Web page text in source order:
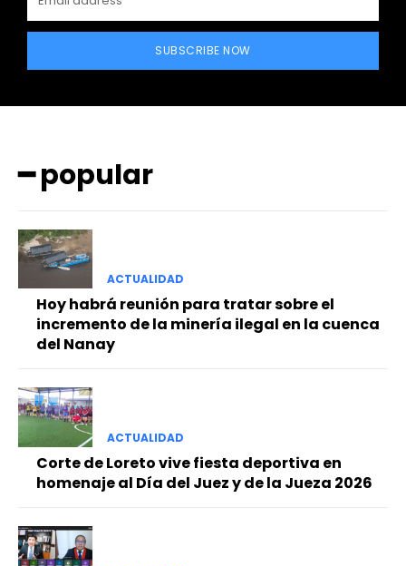
━ Planes
SUBSCRIBE NOW
━ popular
ACTUALIDAD
Hoy habrá reunión para tratar sobre el
incremento de la minería ilegal en la cuenca
del Nanay
ACTUALIDAD
Corte de Loreto vive fiesta deportiva en
homenaje al Día del Juez y de la Jueza 2026